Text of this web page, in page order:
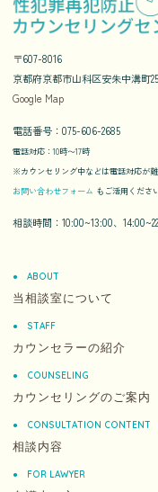
〒607-8016
京都府京都市山科区安朱中溝町
Google Map
電話番号：075-606-2685
電話対応：10時〜17時
※カウンセリング中などは電話対応が難
お問い合わせフォーム もご活用ください
相談時間：10:00~13:00、
ABOUT
当相談室について
STAFF
カウンセラーの紹介
COUNSELING
カウンセリングのご案内
CONSULTATION CONTENT
相談内容
FOR LAWYER